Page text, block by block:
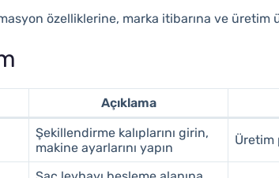
özelliklerine, marka itibarına ve üretim
Açıklama
Şekillendirme kalıplarını girin,
makine ayarlarını yapın
Üretim